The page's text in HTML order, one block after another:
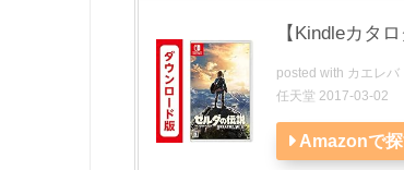
【Kindleカタ
posted with カエレバ
任天堂 2017-03-02
Amazonで